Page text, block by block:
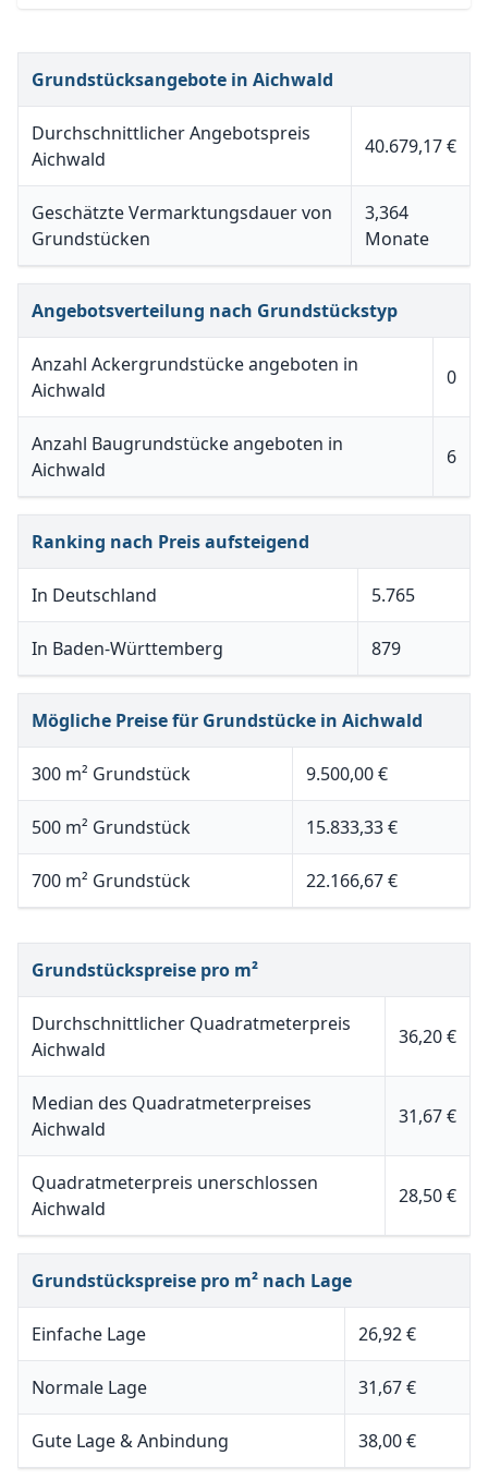
Grundstücksangebote in Aichwald
Durchschnittlicher Angebotspreis
Aichwald
40.679,17 €
Geschätzte Vermarktungsdauer von
Grundstücken
3,364
Monate
Angebotsverteilung nach Grundstückstyp
Anzahl Ackergrundstücke angeboten in
Aichwald
0
Anzahl Baugrundstücke angeboten in
Aichwald
6
Ranking nach Preis aufsteigend
In Deutschland 5.765
In Baden-Württemberg 879
Mögliche Preise für Grundstücke in Aichwald
300 m² Grundstück 9.500,00 €
500 m² Grundstück 15.833,33 €
700 m² Grundstück 22.166,67 €
Grundstückspreise pro m²
Durchschnittlicher Quadratmeterpreis
Aichwald
36,20 €
Median des Quadratmeterpreises
Aichwald
31,67 €
Quadratmeterpreis unerschlossen
Aichwald
28,50 €
Grundstückspreise pro m² nach Lage
Einfache Lage 26,92 €
Normale Lage 31,67 €
Gute Lage & Anbindung 38,00 €